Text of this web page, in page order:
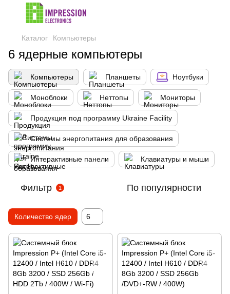
Каталог Компьютеры
6 ядерные компьютеры
Компьютеры Планшеты Ноутбуки
Моноблоки Неттопы Мониторы
Продукция под программу Ukraine Facility
Системы энергопитания для образования
Интерактивные панели Клавиатуры и мыши
Фильтр 1 По популярности
Количество ядер 6